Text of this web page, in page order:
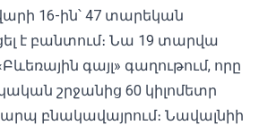
16-ին՝ 47 տարեկան
է բանտում։ Նա 19 տարվա
գայլ» գաղութում, որը
շրջանից 60 կիլոմետր
բնակավայրում։ Նավալնիի